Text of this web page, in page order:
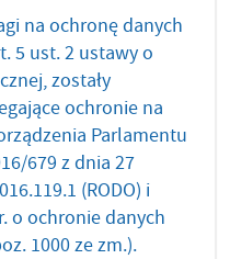
na ochronę danych
5 ust. 2 ustawy o
zostały
ochronie na
Parlamentu
679 z dnia 27
(RODO) i
o ochronie danych
1000 ze zm.).